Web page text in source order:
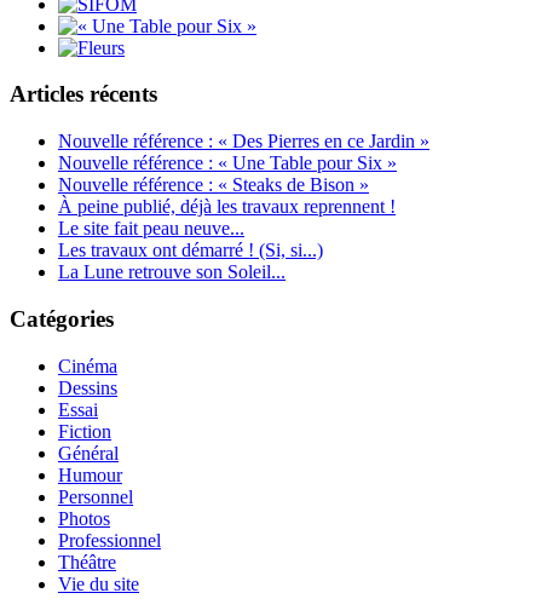
Articles récents
Nouvelle référence : « Des Pierres en ce Jardin »
Nouvelle référence : « Une Table pour Six »
Nouvelle référence : « Steaks de Bison »
À peine publié, déjà les travaux reprennent !
Le site fait peau neuve...
Les travaux ont démarré ! (Si, si...)
La Lune retrouve son Soleil...
Catégories
Cinéma
Dessins
Essai
Fiction
Général
Humour
Personnel
Photos
Professionnel
Théâtre
Vie du site